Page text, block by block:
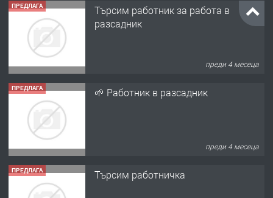
ПРЕДЛАГА
Търсим работник за работа в
разсадник
преди 4 месеца
ПРЕДЛАГА 🌱 Работник в разсадник
преди 4 месеца
ПРЕДЛАГА Търсим работничка